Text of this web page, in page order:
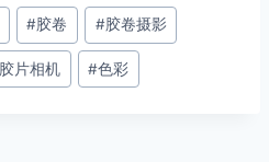
#胶卷 #胶卷摄影
胶片相机 #色彩